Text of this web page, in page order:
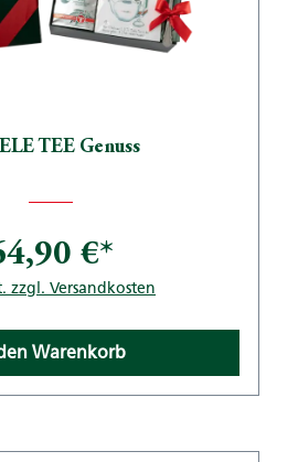
TEE Genuss
€*
zzgl. Versandkosten
Warenkorb